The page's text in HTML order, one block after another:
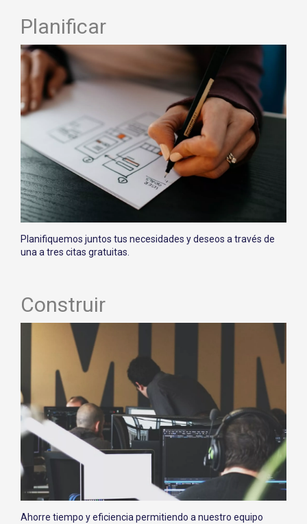
Planificar
Planifiquemos juntos tus necesidades y deseos a través de
una a tres citas gratuitas.
Construir
Ahorre tiempo y eficiencia permitiendo a nuestro equipo